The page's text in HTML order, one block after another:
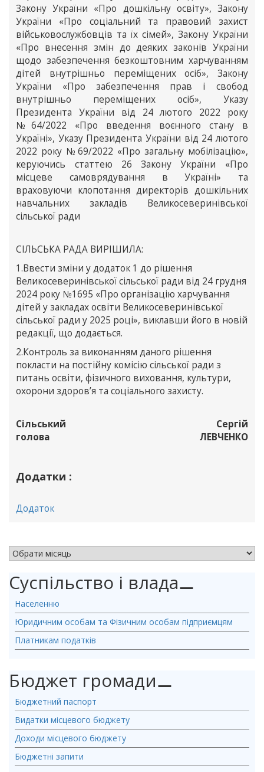
Закону України «Про дошкільну освіту», Закону
України «Про соціальний та правовий захист
військовослужбовців та їх сімей», Закону України
«Про внесення змін до деяких законів України
щодо забезпечення безкоштовним харчуванням
дітей внутрішньо переміщених осіб», Закону
України «Про забезпечення прав і свобод
внутрішньо переміщених осіб», Указу
Президента України від 24 лютого 2022 року
№64/2022 «Про введення воєнного стану в
Україні», Указу Президента України від 24 лютого
2022 року №69/2022 «Про загальну мобілізацію»,
керуючись статтею 26 Закону України «Про
місцеве самоврядування в Україні» та
враховуючи клопотання директорів дошкільних
навчальних закладів Великосеверинівської
сільської ради
СІЛЬСЬКА РАДА ВИРІШИЛА:
1.Ввести зміни у додаток 1 до рішення
Великосеверинівської сільської ради від 24 грудня
2024 року №1695 «Про організацію харчування
дітей у закладах освіти Великосеверинівської
сільської ради у 2025 році», виклавши його в новій
редакції, що додається.
2.Контроль за виконанням даного рішення
покласти на постійну комісію сільської ради з
питань освіти, фізичного виховання, культури,
охорони здоров’я та соціального захисту.
Сільський
голова
Сергій
ЛЕВЧЕНКО
Додатки :
Додаток
Суспільство і влада⚊
Населенню
Юридичним особам та Фізичним особам підприємцям
Платникам податків
Бюджет громади⚊
Бюджетний паспорт
Видатки місцевого бюджету
Доходи місцевого бюджету
Бюджетні запити